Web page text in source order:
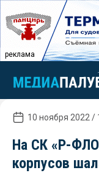
реклама
10 ноября 2022 /
На СК «Р-
корпусов